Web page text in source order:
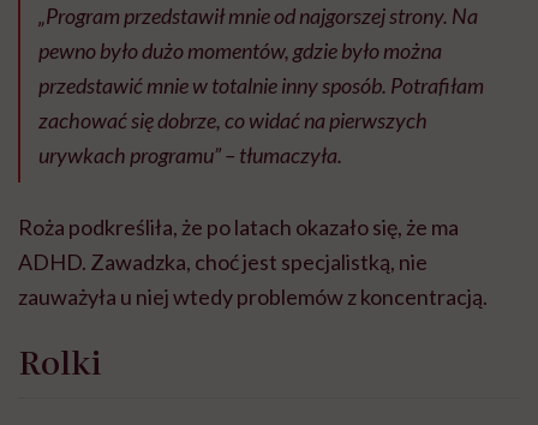
„Program przedstawił mnie od najgorszej strony. Na
pewno było dużo momentów, gdzie było można
przedstawić mnie w totalnie inny sposób. Potrafiłam
zachować się dobrze, co widać na pierwszych
urywkach programu” – tłumaczyła.
Roża podkreśliła, że po latach okazało się, że ma
ADHD. Zawadzka, choć jest specjalistką, nie
zauważyła u niej wtedy problemów z koncentracją.
Rolki